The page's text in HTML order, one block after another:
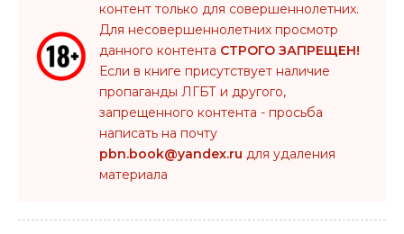
контент только для совершеннолетних.
Для несовершеннолетних просмотр
данного контента СТРОГО ЗАПРЕЩЕН!
Если в книге присутствует наличие
пропаганды ЛГБТ и другого,
запрещенного контента - просьба
написать на почту
pbn.book@yandex.ru для удаления
материала